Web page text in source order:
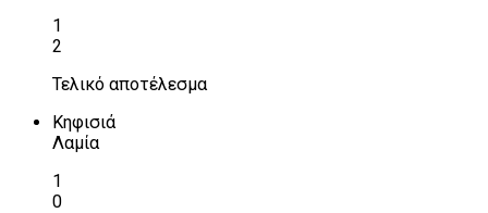
1
2
Τελικό αποτέλεσμα
Κηφισιά
Λαμία
1
0